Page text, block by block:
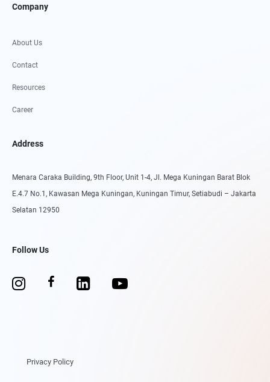
Company
About Us
Contact
Resources
Career
Address
Menara Caraka Building, 9th Floor, Unit 1-4, Jl. Mega Kuningan Barat Blok
E.4.7 No.1, Kawasan Mega Kuningan, Kuningan Timur, Setiabudi – Jakarta
Selatan 12950
Follow Us
Privacy Policy